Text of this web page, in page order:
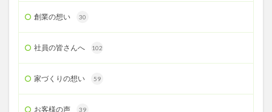
創業の想い 30
社員の皆さんへ 102
家づくりの想い 59
お客様の声 39